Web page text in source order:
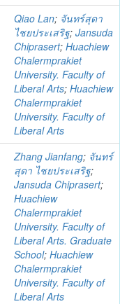
Qiao Lan; จันทร์สุดา
ไชยประเสริฐ; Jansuda
Chiprasert; Huachiew
Chalermprakiet
University. Faculty of
Liberal Arts; Huachiew
Chalermprakiet
University. Faculty of
Liberal Arts
Zhang Jianfang; จันทร์
สุดา ไชยประเสริฐ;
Jansuda Chiprasert;
Huachiew
Chalermprakiet
University. Faculty of
Liberal Arts. Graduate
School; Huachiew
Chalermprakiet
University. Faculty of
Liberal Arts